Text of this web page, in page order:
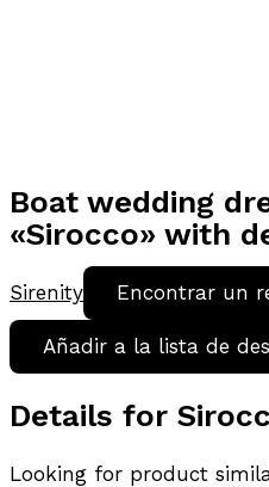
Boat wedding
«Sirocco» with
Sirenity Encontrar un
Añadir a la lista de
Details for
Looking for product